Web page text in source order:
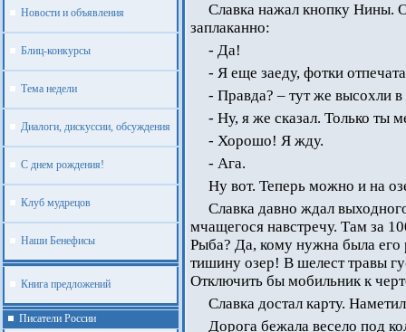
Новости и объявления
Блиц-конкурсы
Тема недели
Диалоги, дискуссии, обсуждения
С днем рождения!
Клуб мудрецов
Наши Бенефисы
Книга предложений
Писатели России
Славка нажал кнопку Нины.
заплаканно:
- Да!
- Я еще заеду, фотки
- Правда? – тут же высохли
- Ну, я же сказал. Только ты
- Хорошо! Я жду.
- Ага.
Ну вот. Теперь можно и на
Славка давно ждал
мчащегося навстречу. Там за
Рыба? Да, кому нужна была
тишину озер! В шелест травы
Отключить бы мобильник к
Славка достал карту.
Дорога бежала весело под